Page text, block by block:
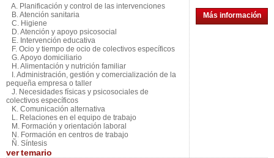
A. Planificación y control de las intervenciones
B. Atención sanitaria
C. Higiene
D. Atención y apoyo psicosocial
E. Intervención educativa
F. Ocio y tiempo de ocio de colectivos específicos
G. Apoyo domiciliario
H. Alimentación y nutrición familiar
I. Administración, gestión y comercialización de la
pequeña empresa o taller
J. Necesidades físicas y psicosociales de
colectivos específicos
K. Comunicación alternativa
L. Relaciones en el equipo de trabajo
M. Formación y orientación laboral
N. Formación en centros de trabajo
Ñ. Síntesis
vertemario
Más información